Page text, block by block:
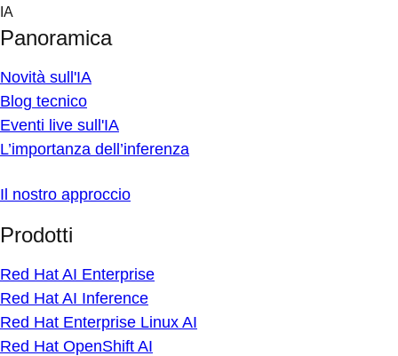
Skip
content
IA
Panoramica
Novità sull'IA
Blog tecnico
Eventi live sull'IA
L’importanza dell’inferenza
Il nostro approccio
Prodotti
Red Hat AI Enterprise
Red Hat AI Inference
Red Hat Enterprise Linux AI
Red Hat OpenShift AI